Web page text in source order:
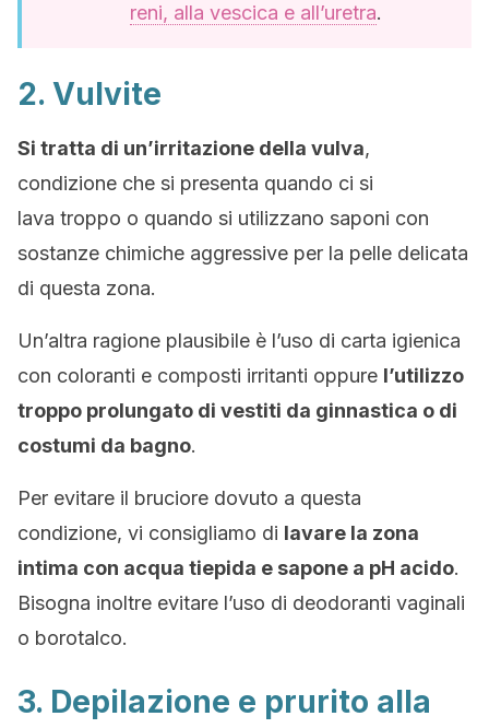
reni, alla vescica e all’uretra.
2. Vulvite
Si tratta di un’irritazione della vulva,
condizione che si presenta quando ci si
lava troppo o quando si utilizzano saponi con
sostanze chimiche aggressive per la pelle delicata
di questa zona.
Un’altra ragione plausibile è l’uso di carta igienica
con coloranti e composti irritanti oppure l’utilizzo
troppo prolungato di vestiti da ginnastica o di
costumi da bagno.
Per evitare il bruciore dovuto a questa
condizione, vi consigliamo di lavare la zona
intima con acqua tiepida e sapone a pH acido.
Bisogna inoltre evitare l’uso di deodoranti vaginali
o borotalco.
3. Depilazione e prurito alla